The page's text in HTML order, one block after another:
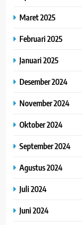
Maret 2025
Februari 2025
Januari 2025
Desember 2024
November 2024
Oktober 2024
September 2024
Agustus 2024
Juli 2024
Juni 2024